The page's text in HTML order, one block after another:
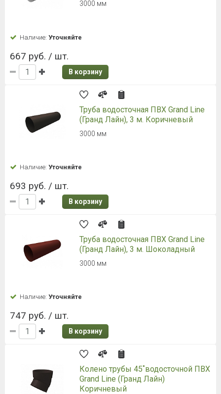
3000 мм
Наличие: Уточняйте
667 руб. / шт.
В корзину
Труба водосточная ПВХ Grand Line
(Гранд Лайн), 3 м. Коричневый
3000 мм
Наличие: Уточняйте
693 руб. / шт.
В корзину
Труба водосточная ПВХ Grand Line
(Гранд Лайн), 3 м. Шоколадный
3000 мм
Наличие: Уточняйте
747 руб. / шт.
В корзину
Колено трубы 45˚водосточной ПВХ
Grand Line (Гранд Лайн)
Коричневый